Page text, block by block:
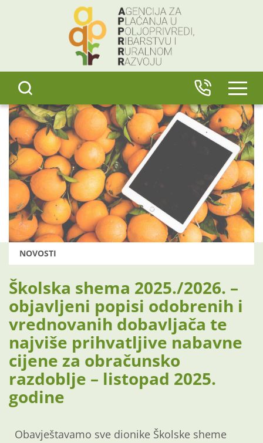
NOVOSTI
Školska shema 2025./2026. –
objavljeni popisi odobrenih i
vrednovanih dobavljača te
najviše prihvatljive nabavne
cijene za obračunsko
razdoblje – listopad 2025.
godine
Obavještavamo sve dionike Školske sheme